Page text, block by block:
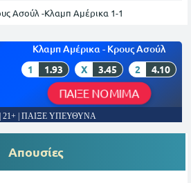
Ασούλ -Κλαμπ Αμέρικα 1-1
Κλαμπ Αμέρικα - Κρους Ασούλ
1 1.93 X 3.45 2 4.10
ΠΑΙΞΕ ΝΟΜΙΜΑ
21+ | ΠΑΙΞΕ ΥΠΕΥΘΥΝΑ
Απουσίες